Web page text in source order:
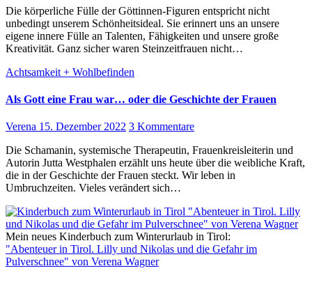
Die körperliche Fülle der Göttinnen-Figuren entspricht nicht
unbedingt unserem Schönheitsideal. Sie erinnert uns an unsere
eigene innere Fülle an Talenten, Fähigkeiten und unsere große
Kreativität. Ganz sicher waren Steinzeitfrauen nicht…
Achtsamkeit + Wohlbefinden
Als Gott eine Frau war… oder die Geschichte der Frauen
Verena 15. Dezember 2022 3 Kommentare
Die Schamanin, systemische Therapeutin, Frauenkreisleiterin und
Autorin Jutta Westphalen erzählt uns heute über die weibliche Kraft,
die in der Geschichte der Frauen steckt. Wir leben in
Umbruchzeiten. Vieles verändert sich…
Mein neues Kinderbuch zum Winterurlaub in Tirol:
"Abenteuer in Tirol. Lilly und Nikolas und die Gefahr im
Pulverschnee" von Verena Wagner